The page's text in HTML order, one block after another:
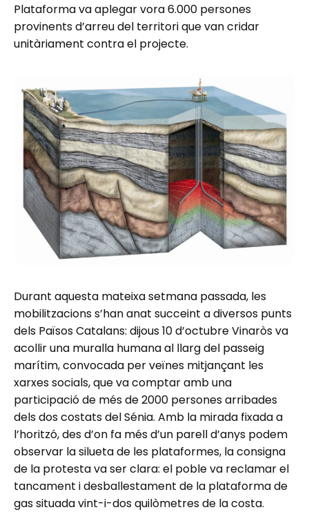
Plataforma va aplegar vora 6.000 persones
provinents d’arreu del territori que van cridar
unitàriament contra el projecte.
Durant aquesta mateixa setmana passada, les
mobilitzacions s’han anat succeint a diversos punts
dels Països Catalans: dijous 10 d’octubre Vinaròs va
acollir una muralla humana al llarg del passeig
marítim, convocada per veïnes mitjançant les
xarxes socials, que va comptar amb una
participació de més de 2000 persones arribades
dels dos costats del Sénia. Amb la mirada fixada a
l’horitzó, des d’on fa més d’un parell d’anys podem
observar la silueta de les plataformes, la consigna
de la protesta va ser clara: el poble va reclamar el
tancament i desballestament de la plataforma de
gas situada vint-i-dos quilòmetres de la costa.